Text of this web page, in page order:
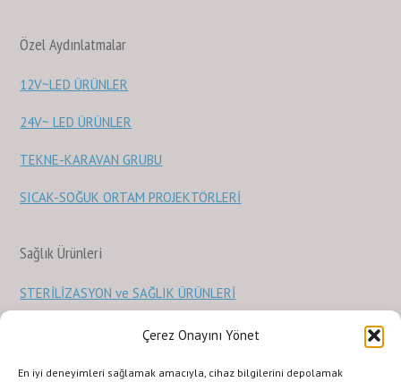
Çerez Onayını Yönet
En iyi deneyimleri sağlamak amacıyla, cihaz bilgilerini depolamak
Özel Aydınlatmalar
12V~LED ÜRÜNLER
24V~ LED ÜRÜNLER
TEKNE-KARAVAN GRUBU
SICAK-SOĞUK ORTAM PROJEKTÖRLERİ
Sağlık Ürünleri
STERİLİZASYON ve SAĞLIK ÜRÜNLERİ
KURUMSAL ILETISIM URUNLERIMIZ
SİTE KULLANIMI